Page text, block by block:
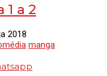
a 2
2018
manga